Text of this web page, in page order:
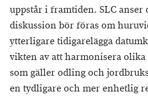
uppstår i framtiden. SLC
diskussion bör föras om
ytterligare tidigarelägga
vikten av att harmonisera
som gäller odling och
en tydligare och mer enhetlig